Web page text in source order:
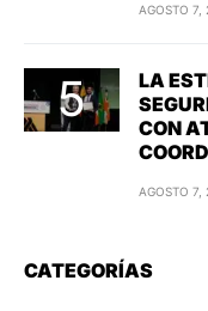
AGOSTO 7,
LA
CON
AGOSTO 7,
CATEGORÍAS